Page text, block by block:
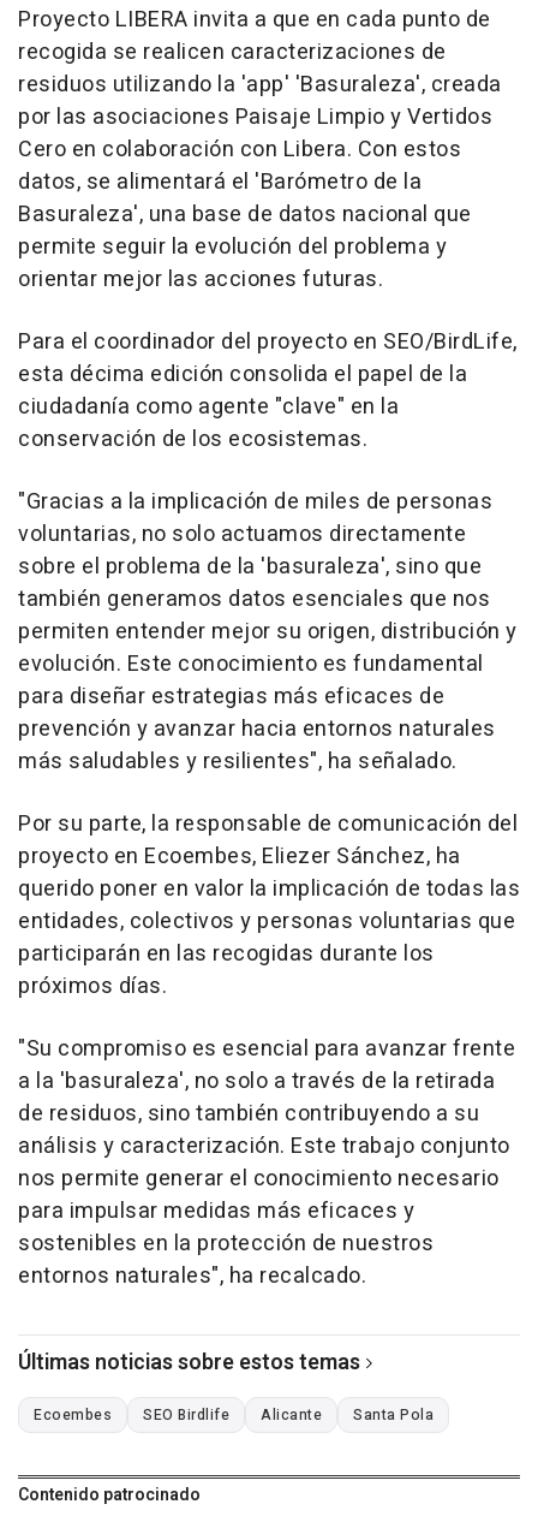
Proyecto LIBERA invita a que en cada punto de
recogida se realicen caracterizaciones de
residuos utilizando la 'app' 'Basuraleza', creada
por las asociaciones Paisaje Limpio y Vertidos
Cero en colaboración con Libera. Con estos
datos, se alimentará el 'Barómetro de la
Basuraleza', una base de datos nacional que
permite seguir la evolución del problema y
orientar mejor las acciones futuras.
Para el coordinador del proyecto en SEO/BirdLife,
esta décima edición consolida el papel de la
ciudadanía como agente "clave" en la
conservación de los ecosistemas.
"Gracias a la implicación de miles de personas
voluntarias, no solo actuamos directamente
sobre el problema de la 'basuraleza', sino que
también generamos datos esenciales que nos
permiten entender mejor su origen, distribución y
evolución. Este conocimiento es fundamental
para diseñar estrategias más eficaces de
prevención y avanzar hacia entornos naturales
más saludables y resilientes", ha señalado.
Por su parte, la responsable de comunicación del
proyecto en Ecoembes, Eliezer Sánchez, ha
querido poner en valor la implicación de todas las
entidades, colectivos y personas voluntarias que
participarán en las recogidas durante los
próximos días.
"Su compromiso es esencial para avanzar frente
a la 'basuraleza', no solo a través de la retirada
de residuos, sino también contribuyendo a su
análisis y caracterización. Este trabajo conjunto
nos permite generar el conocimiento necesario
para impulsar medidas más eficaces y
sostenibles en la protección de nuestros
entornos naturales", ha recalcado.
Últimas noticias sobre estos temas
Ecoembes SEO Birdlife Alicante Santa Pola
Contenido patrocinado